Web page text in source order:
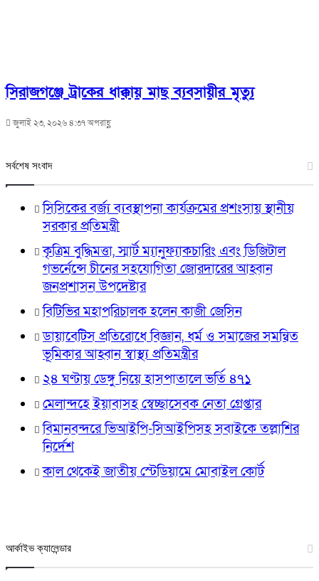
সিরাজগঞ্জে ট্রাকের ধাক্কায় মাছ ব্যবসায়ীর মৃত্যু
জুলাই ২৩, ২০২৬ ৪:৩৭ অপরাহ্ণ
সর্বশেষ সংবাদ
সিসিকের বর্জ্য ব্যবস্থাপনা কার্যক্রমের প্রশংসায় স্থানীয়
সরকার প্রতিমন্ত্রী
কৃত্রিম বুদ্ধিমত্তা, স্মার্ট ম্যানুফ্যাকচারিং এবং ডিজিটাল
গভর্নেন্সে চীনের সহযোগিতা জোরদারের আহ্বান
জনপ্রশাসন উপদেষ্টার
বিটিভির মহাপরিচালক হলেন কাজী জেসিন
ডায়াবেটিস প্রতিরোধে বিজ্ঞান, ধর্ম ও সমাজের সমন্বিত
ভূমিকার আহ্বান স্বাস্থ্য প্রতিমন্ত্রীর
২৪ ঘণ্টায় ডেঙ্গু নিয়ে হাসপাতালে ভর্তি ৪৭১
মেলান্দহে ইয়াবাসহ স্বেচ্ছাসেবক নেতা গ্রেপ্তার
বিমানবন্দরে ভিআইপি-সিআইপিসহ সবাইকে তল্লাশির
নির্দেশ
কাল থেকেই জাতীয় স্টেডিয়ামে মোবাইল কোর্ট
আর্কাইভ ক্যালেন্ডার